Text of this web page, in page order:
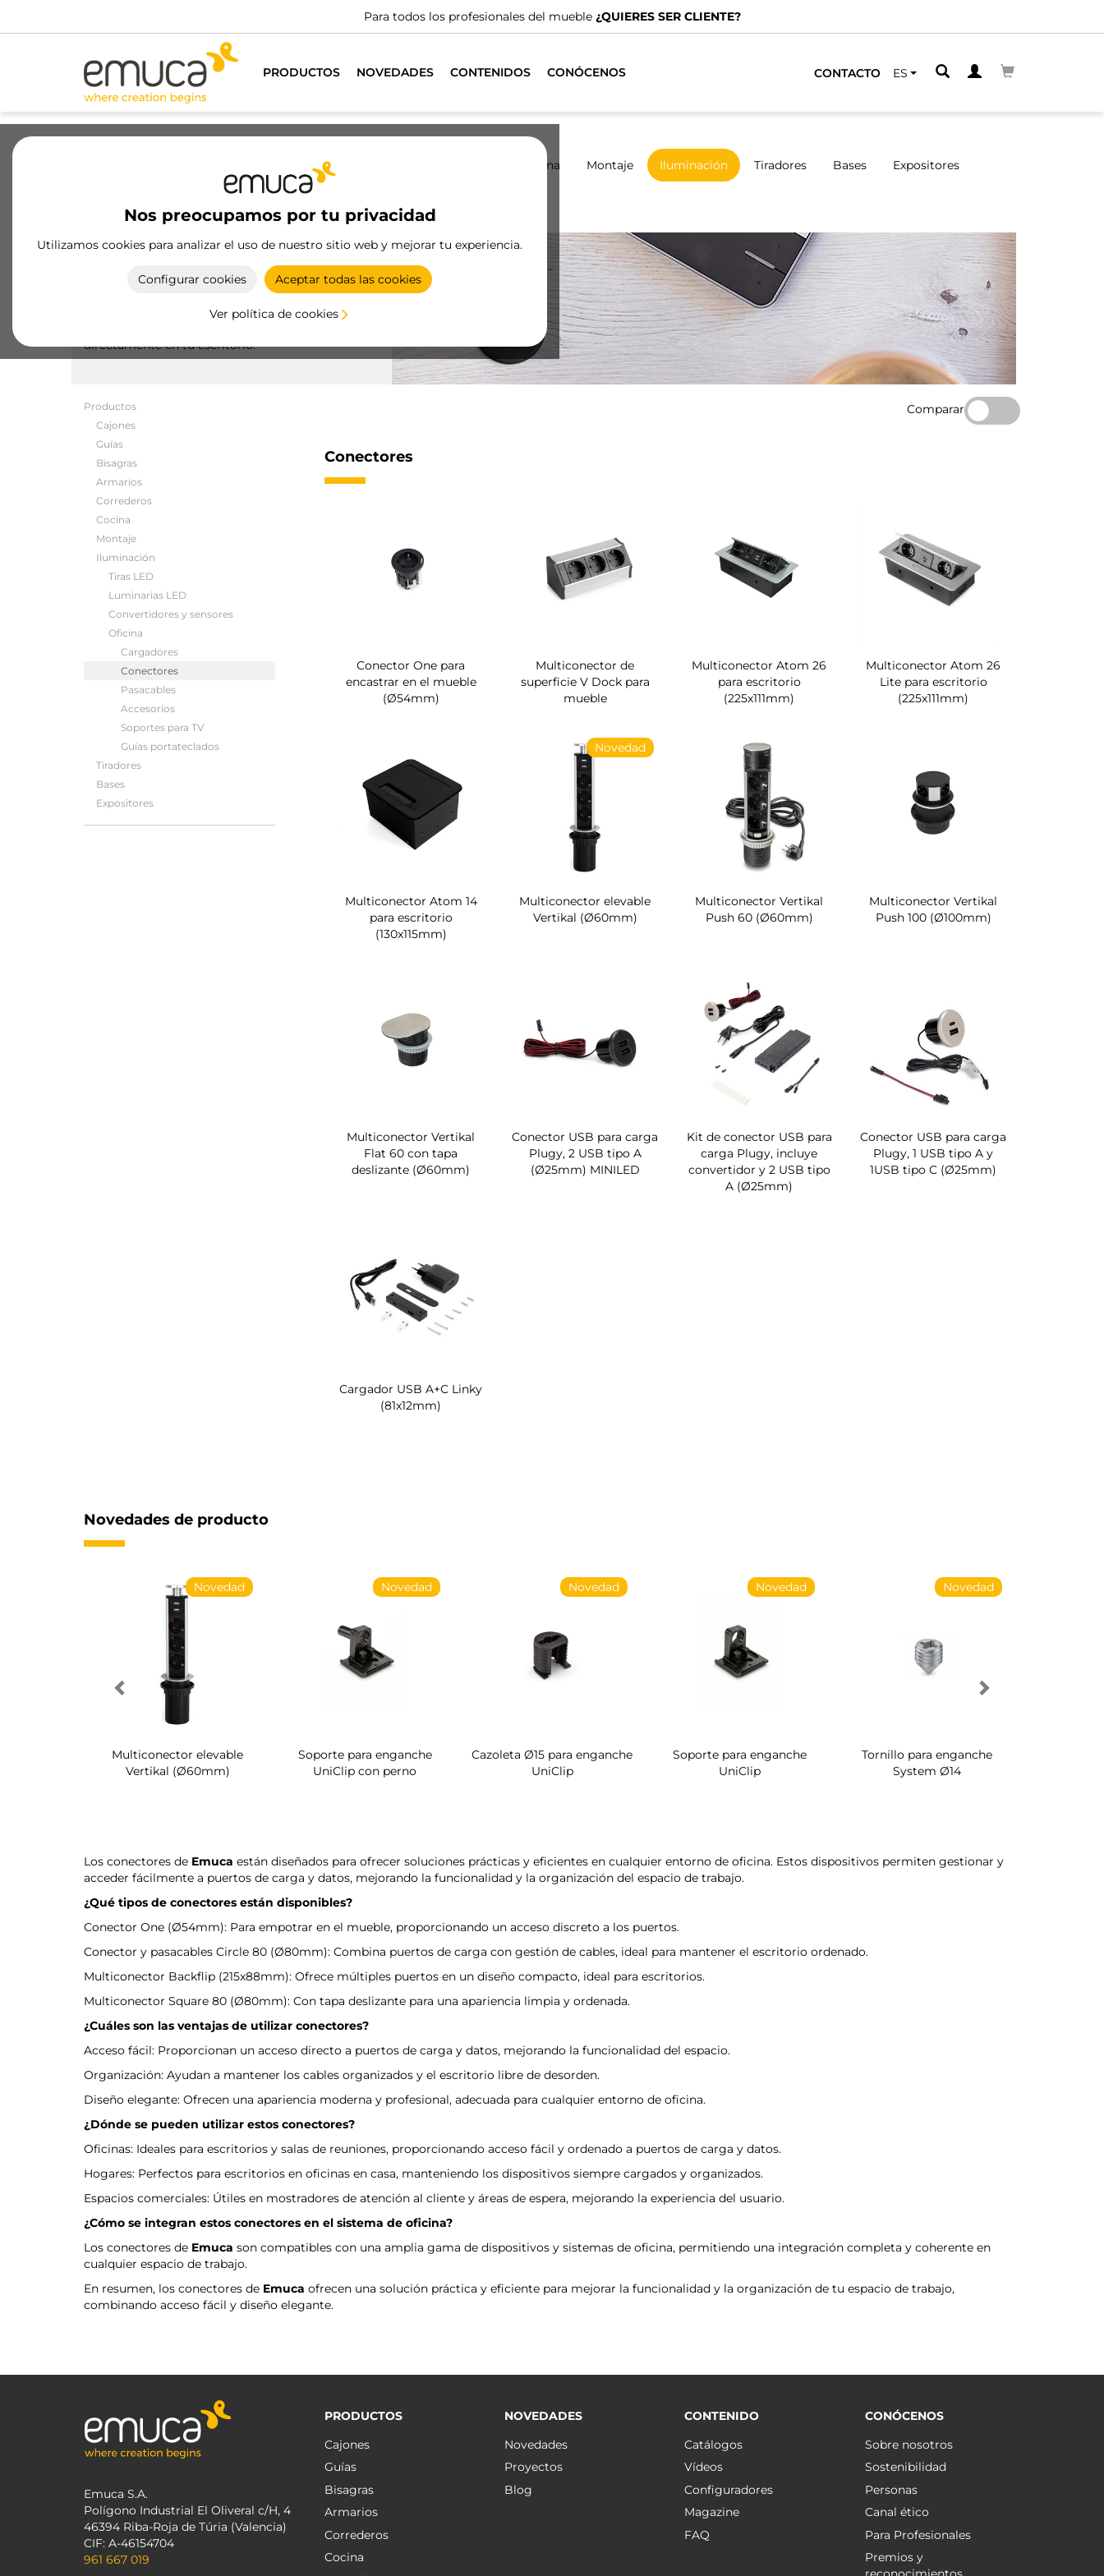
Para todos los profesionales del mueble ¿QUIERES SER CLIENTE?
PRODUCTOS NOVEDADES CONTENIDOS CONÓCENOS CONTACTO ES
Nos preocupamos por tu privacidad
Utilizamos cookies para analizar el uso de nuestro sitio web y mejorar tu experiencia.
Configurar cookies Aceptar todas las cookies
Ver política de cookies
Bisagras Cocina Montaje Iluminación Tiradores Bases Expositores
Productos Iluminación Oficina Conectores
Conectores de Emuca, perfectos para organizar y
optimizar tu espacio de trabajo, proporcionando
directamente en tu escritorio.
Productos
Cajones
Guías
Bisagras
Armarios
Correderos
Cocina
Montaje
Iluminación
Tiras LED
Luminarias LED
Convertidores y sensores
Oficina
Cargadores
Conectores
Pasacables
Accesorios
Soportes para TV
Guías portateclados
Tiradores
Bases
Expositores
Comparar
Conectores
Conector One para
encastrar en el mueble
(Ø54mm)
Multiconector de
superficie V Dock para
mueble
Multiconector Atom 26
para escritorio
(225x111mm)
Multiconector Atom 26
Lite para escritorio
(225x111mm)
Multiconector Atom 14
para escritorio
(130x115mm)
Novedad
Multiconector elevable
Vertikal (Ø60mm)
Multiconector Vertikal
Push 60 (Ø60mm)
Multiconector Vertikal
Push 100 (Ø100mm)
Multiconector Vertikal
Flat 60 con tapa
deslizante (Ø60mm)
Conector USB para carga
Plugy, 2 USB tipo A
(Ø25mm) MINILED
Kit de conector USB para
carga Plugy, incluye
convertidor y 2 USB tipo
A (Ø25mm)
Conector USB para carga
Plugy, 1 USB tipo A y
1USB tipo C (Ø25mm)
Cargador USB A+C Linky
(81x12mm)
Novedades de producto
Novedad
Multiconector elevable
Vertikal (Ø60mm)
Novedad
Soporte para enganche
UniClip con perno
Novedad
Cazoleta Ø15 para enganche
UniClip
Novedad
Soporte para enganche
UniClip
Novedad
Tornillo para enganche
System Ø14
Los conectores de Emuca están diseñados para ofrecer soluciones prácticas y eficientes en cualquier entorno de oficina. Estos dispositivos permiten gestionar y
acceder fácilmente a puertos de carga y datos, mejorando la funcionalidad y la organización del espacio de trabajo.
¿Qué tipos de conectores están disponibles?
Conector One (Ø54mm): Para empotrar en el mueble, proporcionando un acceso discreto a los puertos.
Conector y pasacables Circle 80 (Ø80mm): Combina puertos de carga con gestión de cables, ideal para mantener el escritorio ordenado.
Multiconector Backflip (215x88mm): Ofrece múltiples puertos en un diseño compacto, ideal para escritorios.
Multiconector Square 80 (Ø80mm): Con tapa deslizante para una apariencia limpia y ordenada.
¿Cuáles son las ventajas de utilizar conectores?
Acceso fácil: Proporcionan un acceso directo a puertos de carga y datos, mejorando la funcionalidad del espacio.
Organización: Ayudan a mantener los cables organizados y el escritorio libre de desorden.
Diseño elegante: Ofrecen una apariencia moderna y profesional, adecuada para cualquier entorno de oficina.
¿Dónde se pueden utilizar estos conectores?
Oficinas: Ideales para escritorios y salas de reuniones, proporcionando acceso fácil y ordenado a puertos de carga y datos.
Hogares: Perfectos para escritorios en oficinas en casa, manteniendo los dispositivos siempre cargados y organizados.
Espacios comerciales: Útiles en mostradores de atención al cliente y áreas de espera, mejorando la experiencia del usuario.
¿Cómo se integran estos conectores en el sistema de oficina?
Los conectores de Emuca son compatibles con una amplia gama de dispositivos y sistemas de oficina, permitiendo una integración completa y coherente en
cualquier espacio de trabajo.
En resumen, los conectores de Emuca ofrecen una solución práctica y eficiente para mejorar la funcionalidad y la organización de tu espacio de trabajo,
combinando acceso fácil y diseño elegante.
Emuca S.A.
Polígono Industrial El Oliveral c/H, 4
46394 Riba-Roja de Túria (Valencia)
CIF: A-46154704
961 667 019
PRODUCTOS
Cajones
Guías
Bisagras
Armarios
Correderos
Cocina
NOVEDADES
Novedades
Proyectos
Blog
CONTENIDO
Catálogos
Vídeos
Configuradores
Magazine
FAQ
CONÓCENOS
Sobre nosotros
Sostenibilidad
Personas
Canal ético
Para Profesionales
Premios y